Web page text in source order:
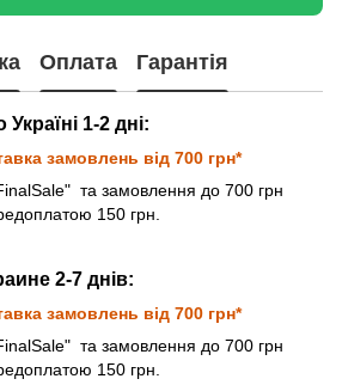
Оплата Гарантія
1-2 дні:
замовлень від 700 грн*
та замовлення до 700 грн
150 грн.
2-7 днів:
замовлень від 700 грн*
та замовлення до 700 грн
150 грн.